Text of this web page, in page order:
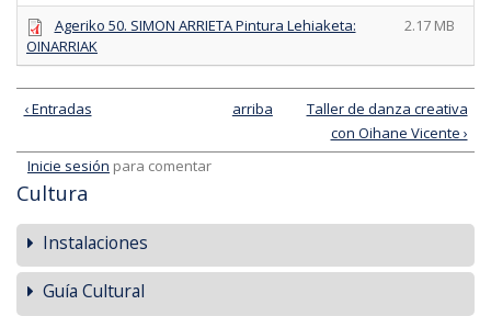
Ageriko 50. SIMON ARRIETA Pintura Lehiaketa:
OINARRIAK
2.17 MB
‹ Entradas arriba
Taller de danza creativa
con Oihane Vicente ›
Inicie sesión para comentar
Cultura
Instalaciones
Guía Cultural